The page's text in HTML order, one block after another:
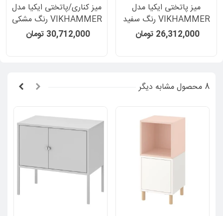
میز پاتختی ایکیا مدل
VIKHAMMER رنگ سفید
39×40 سانتیمتر
26,312,000 تومان
میز کناری/پاتختی ایکیا مدل
VIKHAMMER رنگ مشکی
39×60 سانتیمتر
30,712,000 تومان
8 محصول مشابه دیگر